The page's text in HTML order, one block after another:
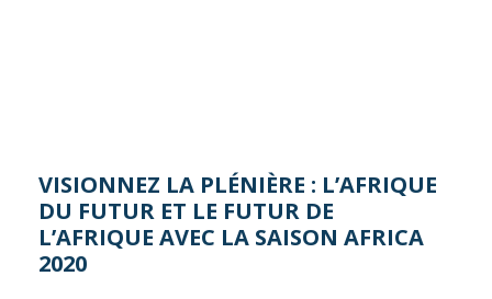
VISIONNEZ LA PLÉNIÈRE : L’AFRIQUE
DU FUTUR ET LE FUTUR DE
L’AFRIQUE AVEC LA SAISON AFRICA
2020